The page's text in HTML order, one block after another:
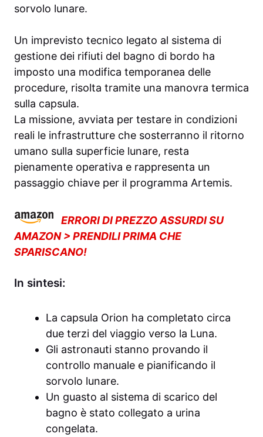
sorvolo lunare.
Un imprevisto tecnico legato al sistema di
gestione dei rifiuti del bagno di bordo ha
imposto una modifica temporanea delle
procedure, risolta tramite una manovra termica
sulla capsula.
La missione, avviata per testare in condizioni
reali le infrastrutture che sosterranno il ritorno
umano sulla superficie lunare, resta
pienamente operativa e rappresenta un
passaggio chiave per il programma Artemis.
ERRORI DI PREZZO ASSURDI SU
AMAZON > PRENDILI PRIMA CHE
SPARISCANO!
In sintesi:
La capsula Orion ha completato circa
due terzi del viaggio verso la Luna.
Gli astronauti stanno provando il
controllo manuale e pianificando il
sorvolo lunare.
Un guasto al sistema di scarico del
bagno è stato collegato a urina
congelata.